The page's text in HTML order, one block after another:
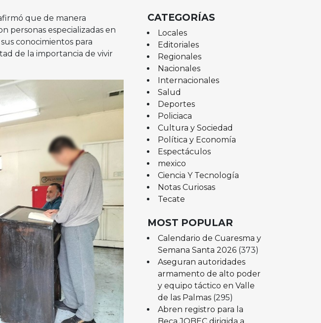
que de manera
personas especializadas en
conocimientos para
de la importancia de vivir
CATEGORÍAS
Locales
Editoriales
Regionales
Nacionales
Internacionales
Salud
Deportes
Policiaca
Cultura y Sociedad
Política y Economía
Espectáculos
mexico
Ciencia Y Tecnología
Notas Curiosas
Tecate
MOST POPULAR
Calendario de Cuaresma y
Semana Santa 2026 (373)
Aseguran autoridades
armamento de alto poder
y equipo táctico en Valle
de las Palmas (295)
Abren registro para la
Beca JOBEC dirigida a